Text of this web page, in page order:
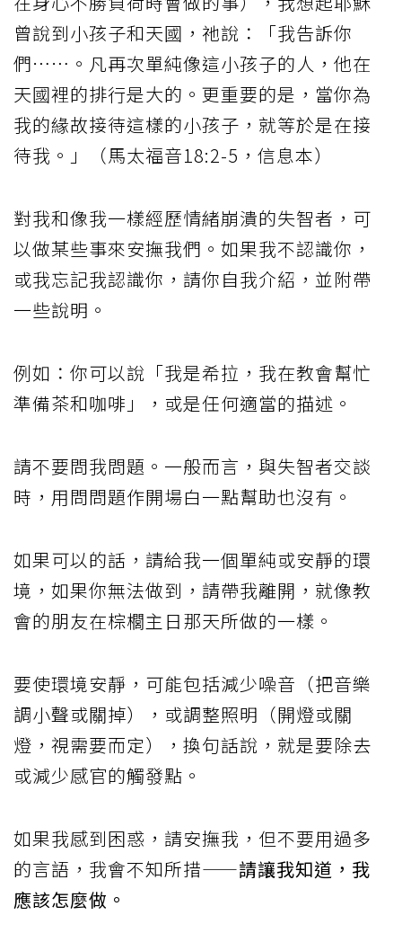
曾說到小孩子和天國，祂說：「我告訴你
們⋯⋯。凡再次單純像這小孩子的人，他在
天國裡的排行是大的。更重要的是，當你為
我的緣故接待這樣的小孩子，就等於是在接
待我。」（馬太福音18:2-5，信息本）
對我和像我一樣經歷情緒崩潰的失智者，可
以做某些事來安撫我們。如果我不認識你，
或我忘記我認識你，請你自我介紹，並附帶
一些說明。
例如：你可以說「我是希拉，我在教會幫忙
準備茶和咖啡」，或是任何適當的描述。
請不要問我問題。一般而言，與失智者交談
時，用問問題作開場白一點幫助也沒有。
如果可以的話，請給我一個單純或安靜的環
境，如果你無法做到，請帶我離開，就像教
會的朋友在棕櫚主日那天所做的一樣。
要使環境安靜，可能包括減少噪音（把音樂
調小聲或關掉），或調整照明（開燈或關
燈，視需要而定），換句話說，就是要除去
或減少感官的觸發點。
如果我感到困惑，請安撫我，但不要用過多
的言語，我會不知所措——請讓我知道，我
應該怎麼做。